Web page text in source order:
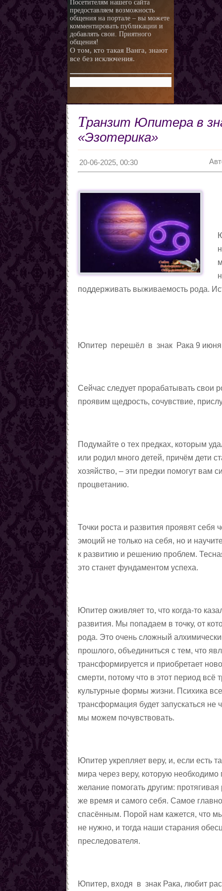
Посетителям нашего сайта
предоставляем возможность
общения на портале – вы можете
комментировать публикации и
добавлять свои. Приятного
общения!
О том, кто такая Ванга, знают
все без исключения.
Транзит Юпитера в
«Эзотерика»
20-06-2025, 00:30
поддерживать выживаемость рода.
Юпитер перешёл в знак Рака 9 июня
Сейчас следует прорабатывать свои
проявим щедрость, сочувствие,
Подумайте о тех предках, которым
или родил много детей, причём дети
хозяйство, – эти предки помогут вам
процветанию.
Точки роста и развития проявят
эмоций не только на себя, но и
к развитию и решению проблем.
это станет фундаментом успеха.
Юпитер оживляет то, что когда-то
развития. Мы попадаем в точку, от
рода. Это очень сложный
прошлого, объединиться с тем, что
трансформируется и приобретает
смерти, потому что в этот период всё
культурные формы жизни. Психика
трансформация будет запускаться
мы можем почувствовать.
Юпитер укрепляет веру, и, если есть
мира через веру, которую
желание помогать другим:
же время и самого себя. Самое
спасённым. Порой нам кажется, что
не нужно, и тогда наши старания
преследователя.
Юпитер, входя в знак Рака, любит